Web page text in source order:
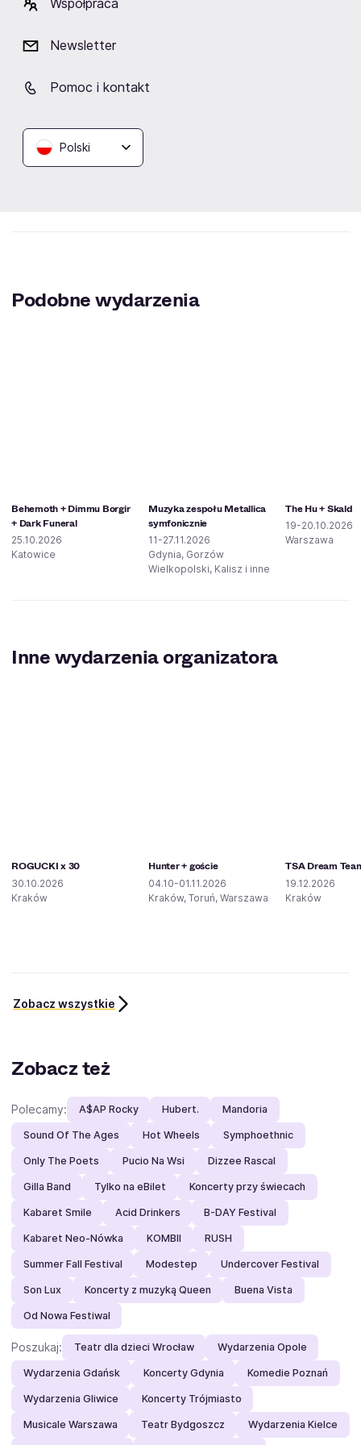
Współpraca
Newsletter
Pomoc i kontakt
Polski
Lokalizacja
Podobne wydarzenia
Behemoth + Dimmu Borgir
+ Dark Funeral
25.10.2026
Katowice
Muzyka zespołu Metallica
symfonicznie
11-27.11.2026
Gdynia, Gorzów
Wielkopolski, Kalisz i inne
The Hu + Skald
19-20.10.2026
Warszawa
Inne wydarzenia organizatora
ROGUCKI x 30
30.10.2026
Kraków
Hunter + goście
04.10-01.11.2026
Kraków, Toruń, Warszawa
TSA Dream
19.12.2026
Kraków
Zobacz wszystkie
Zobacz też
Polecamy: A$AP Rocky Hubert. Mandoria
Sound Of The Ages Hot Wheels Symphoethnic
Only The Poets Pucio Na Wsi Dizzee Rascal
Gilla Band Tylko na eBilet Koncerty przy świecach
Kabaret Smile Acid Drinkers B-DAY Festival
Kabaret Neo-Nówka KOMBII RUSH
Summer Fall Festival Modestep Undercover Festival
Son Lux Koncerty z muzyką Queen Buena Vista
Od Nowa Festiwal
Poszukaj: Teatr dla dzieci Wrocław Wydarzenia Opole
Wydarzenia Gdańsk Koncerty Gdynia Komedie Poznań
Wydarzenia Gliwice Koncerty Trójmiasto
Musicale Warszawa Teatr Bydgoszcz Wydarzenia Kielce